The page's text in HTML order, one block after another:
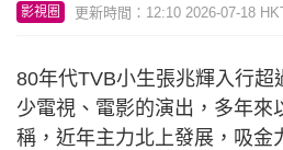
影視圈 更新時間：12:10 2026-07-18
80年代TVB小生張兆輝入行超
少電視、電影的演出，多年來
稱，近年主力北上發展，吸金